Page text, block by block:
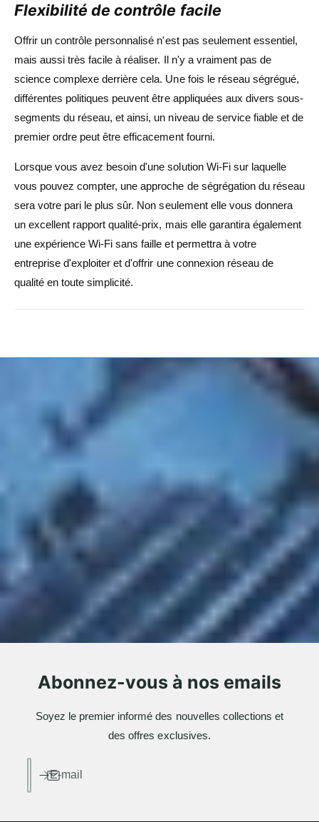
Flexibilité de contrôle facile
Offrir un contrôle personnalisé n'est pas seulement essentiel,
mais aussi très facile à réaliser. Il n'y a vraiment pas de
science complexe derrière cela. Une fois le réseau ségrégué,
différentes politiques peuvent être appliquées aux divers sous-
segments du réseau, et ainsi, un niveau de service fiable et de
premier ordre peut être efficacement fourni.
Lorsque vous avez besoin d'une solution Wi-Fi sur laquelle
vous pouvez compter, une approche de ségrégation du réseau
sera votre pari le plus sûr. Non seulement elle vous donnera
un excellent rapport qualité-prix, mais elle garantira également
une expérience Wi-Fi sans faille et permettra à votre
entreprise d'exploiter et d'offrir une connexion réseau de
qualité en toute simplicité.
Abonnez-vous à nos emails
Soyez le premier informé des nouvelles collections et
des offres exclusives.
E-mail